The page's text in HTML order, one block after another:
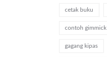
cetak buku
contoh gimmick
gagang kipas